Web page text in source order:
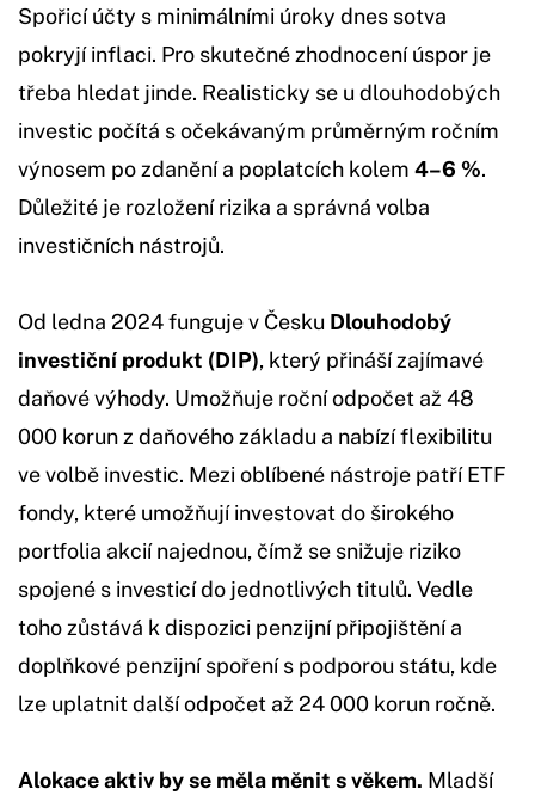
Spořicí účty s minimálními úroky dnes sotva
pokryjí inflaci. Pro skutečné zhodnocení úspor je
třeba hledat jinde. Realisticky se u dlouhodobých
investic počítá s očekávaným průměrným ročním
výnosem po zdanění a poplatcích kolem 4–6 %.
Důležité je rozložení rizika a správná volba
investičních nástrojů.
Od ledna 2024 funguje v Česku Dlouhodobý
investiční produkt (DIP), který přináší zajímavé
daňové výhody. Umožňuje roční odpočet až 48
000 korun z daňového základu a nabízí flexibilitu
ve volbě investic. Mezi oblíbené nástroje patří ETF
fondy, které umožňují investovat do širokého
portfolia akcií najednou, čímž se snižuje riziko
spojené s investicí do jednotlivých titulů. Vedle
toho zůstává k dispozici penzijní připojištění a
doplňkové penzijní spoření s podporou státu, kde
lze uplatnit další odpočet až 24 000 korun ročně.
Alokace aktiv by se měla měnit s věkem. Mladší